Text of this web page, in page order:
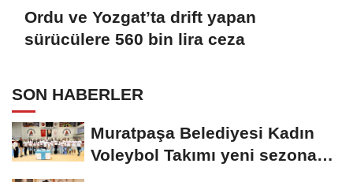
Ordu ve Yozgat’ta drift yapan
sürücülere 560 bin lira ceza
SON HABERLER
Muratpaşa Belediyesi Kadın
Voleybol Takımı yeni sezona